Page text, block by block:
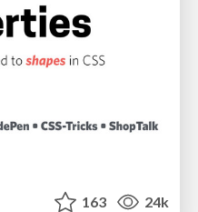
163 24k